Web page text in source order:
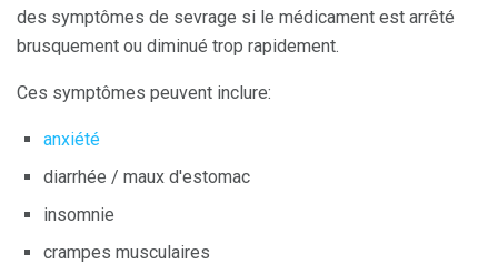
des symptômes de sevrage si le médicament est arrêté
brusquement ou diminué trop rapidement.
Ces symptômes peuvent inclure:
anxiété
diarrhée / maux d'estomac
insomnie
crampes musculaires